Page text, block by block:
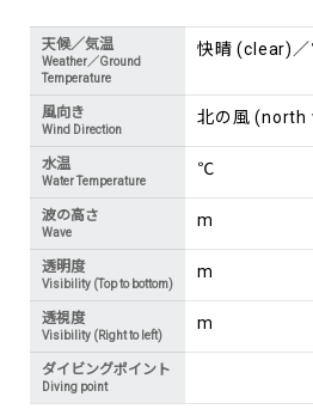
天候／気温
Weather／Ground
Temperature
快晴 (clear)
風向き
Wind Direction
北の風 (north
水温
Water Temperature
℃
波の高さ
Wave
m
透明度
Visibility (Top to bottom)
m
透視度
Visibility (Right to left)
m
ダイビングポイント
Diving point